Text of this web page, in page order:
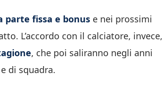
parte fissa e bonus e nei prossimi
L’accordo con il calciatore, invece,
, che poi saliranno negli anni
di squadra.